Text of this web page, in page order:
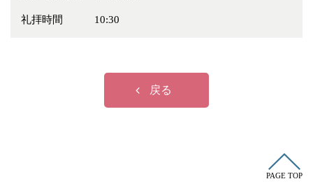
礼拝時間 10:30
戻る
PAGE TOP